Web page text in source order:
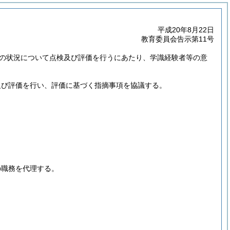
平成20年8月22日
教育委員会告示第11号
状況について点検及び評価を行うにあたり、学識経験者等の意
評価を行い、評価に基づく指摘事項を協議する。
務を代理する。